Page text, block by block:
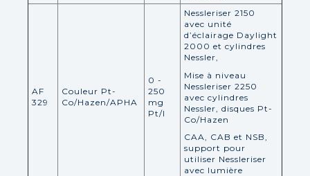
AF
329
Couleur Pt-
Co/Hazen/APHA
0 -
250
mg
Pt/l
Nessleriser 2150
avec unité
d’éclairage Daylight
2000 et cylindres
Nessler,
Mise à niveau
Nessleriser 2250
avec cylindres
Nessler, disques Pt-
Co/Hazen
CAA, CAB et NSB,
support pour
utiliser Nessleriser
avec lumière